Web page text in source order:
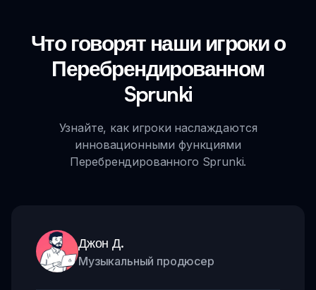
Что говорят наши игроки о
Перебрендированном
Sprunki
Узнайте, как игроки наслаждаются
инновационными функциями
Перебрендированного Sprunki.
Джон Д.
Музыкальный продюсер